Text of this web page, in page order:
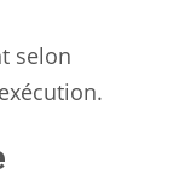
selon